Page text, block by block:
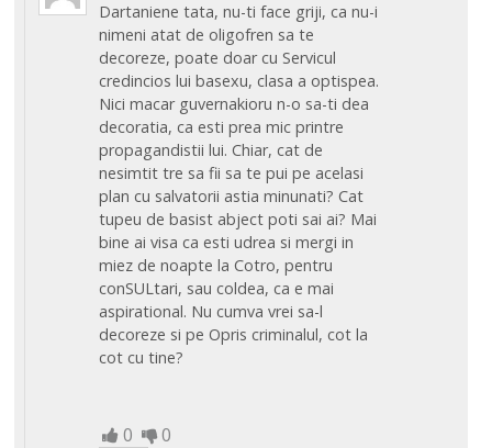
Dartaniene tata, nu-ti face griji, ca nu-i
nimeni atat de oligofren sa te
decoreze, poate doar cu Servicul
credincios lui basexu, clasa a optispea.
Nici macar guvernakioru n-o sa-ti dea
decoratia, ca esti prea mic printre
propagandistii lui. Chiar, cat de
nesimtit tre sa fii sa te pui pe acelasi
plan cu salvatorii astia minunati? Cat
tupeu de basist abject poti sai ai? Mai
bine ai visa ca esti udrea si mergi in
miez de noapte la Cotro, pentru
conSULtari, sau coldea, ca e mai
aspirational. Nu cumva vrei sa-l
decoreze si pe Opris criminalul, cot la
cot cu tine?
0 0